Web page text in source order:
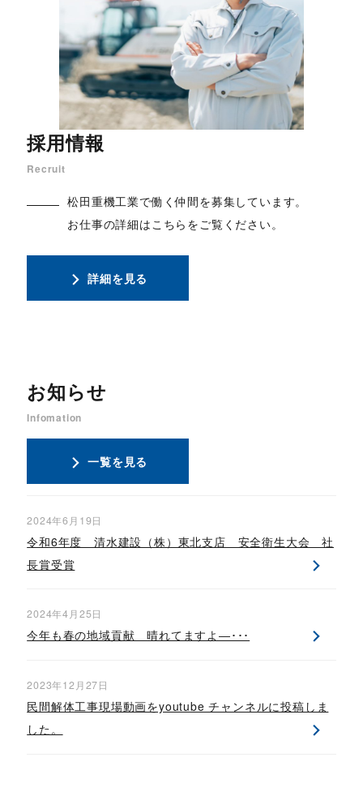
採用情報
Recruit
松田重機工業で働く仲間を募集しています。
お仕事の詳細はこちらをご覧ください。
詳細を見る
お知らせ
Infomation
一覧を見る
令和6年度 清水建設（株）東北支店 安全衛生大会 社
長賞受賞
2024年6月19日
今年も春の地域貢献 晴れてますよ―･･･
2024年4月25日
民間解体工事現場動画をyoutube チャンネルに投稿しま
した。
2023年12月27日